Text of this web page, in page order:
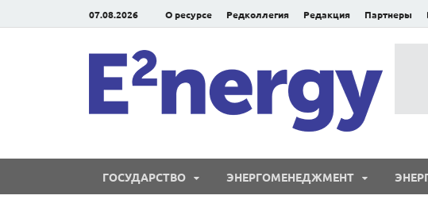
07.08.2026 О ресурсе Редколлегия Редакция Партнеры
ГОСУДАРСТВО ЭНЕРГОМЕНЕДЖМЕНТ